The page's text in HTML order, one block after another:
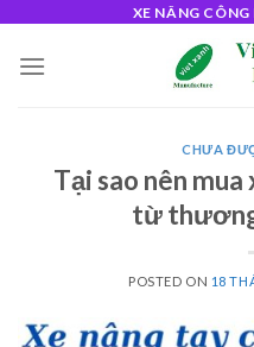
content
XE NÂNG
CHƯA
Tại sao nên
từ
POSTED ON 18